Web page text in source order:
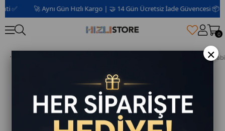
✅ 🚀 Aynı Gün Hızlı Kargo | 🤝 14 Gün Ücretsiz İade Güvencesi 📦 | 2
0
×